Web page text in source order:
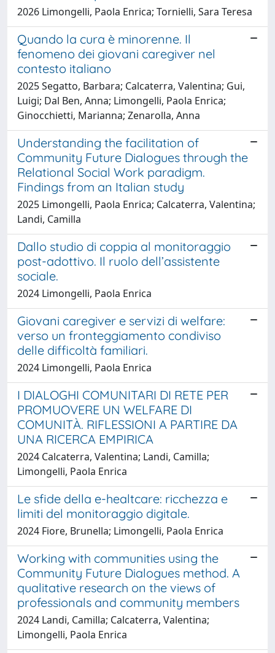
2026 Limongelli, Paola Enrica; Tornielli, Sara Teresa
Quando la cura è minorenne. Il
fenomeno dei giovani caregiver nel
contesto italiano
2025 Segatto, Barbara; Calcaterra, Valentina; Gui,
Luigi; Dal Ben, Anna; Limongelli, Paola Enrica;
Ginocchietti, Marianna; Zenarolla, Anna
Understanding the facilitation of
Community Future Dialogues through the
Relational Social Work paradigm.
Findings from an Italian study
2025 Limongelli, Paola Enrica; Calcaterra, Valentina;
Landi, Camilla
Dallo studio di coppia al monitoraggio
post-adottivo. Il ruolo dell’assistente
sociale.
2024 Limongelli, Paola Enrica
Giovani caregiver e servizi di welfare:
verso un fronteggiamento condiviso
delle difficoltà familiari.
2024 Limongelli, Paola Enrica
I DIALOGHI COMUNITARI DI RETE PER
PROMUOVERE UN WELFARE DI
COMUNITÀ. RIFLESSIONI A PARTIRE DA
UNA RICERCA EMPIRICA
2024 Calcaterra, Valentina; Landi, Camilla;
Limongelli, Paola Enrica
Le sfide della e-healtcare: ricchezza e
limiti del monitoraggio digitale.
2024 Fiore, Brunella; Limongelli, Paola Enrica
Working with communities using the
Community Future Dialogues method. A
qualitative research on the views of
professionals and community members
2024 Landi, Camilla; Calcaterra, Valentina;
Limongelli, Paola Enrica